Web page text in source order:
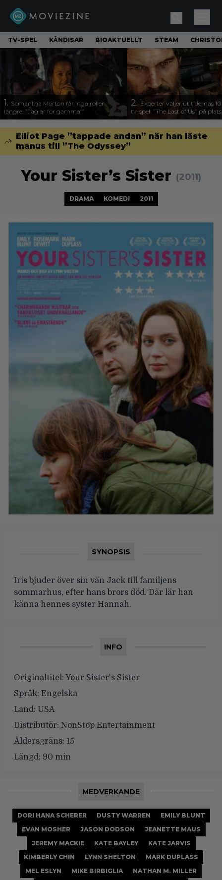
TV-SPEL KÄNDISAR BIOAKTUELLT STEAM
1. Samantha Morton får inga roller
längre: ”Jag är för gammal”
2. Experter väljer ut tidernas
tv-spel: ”The Last of Us” på
Elliot Page ”tappade andan” när han läste
manus till ”The Odyssey”
Your Sister’s Sister (2011)
DRAMA KOMEDI 2011
SYNOPSIS
Iris bjuder över sin vän Jack till familjens
sommarhus, efter hans brors död. Där lär han
känna hennes syster Hannah.
INFO
Originaltitel: Your Sister's Sister
Språk: Engelska
Land: USA
Distributör: NonStop Entertainment
Åldersgräns: 15
Längd: 90 min
MEDVERKANDE
DORI HANA SCHERER DUSTY WARREN
EMILY BLUNT
EVAN MOSHER
JASON DODSON
JEANETTE MAUS
JEREMY MACKIE
KATE BAYLEY
KATE JARVIS
KIMBERLY CHIN
LYNN SHELTON
MARK DUPLASS
MEL ESLYN
MIKE BIRBIGLIA
NATHAN M. MILLER